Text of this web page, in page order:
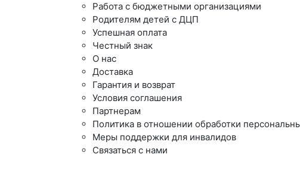
Работа с бюджетными организациями
Родителям детей с ДЦП
Успешная оплата
Честный знак
О нас
Доставка
Гарантия и возврат
Условия соглашения
Партнерам
Политика в отношении обработки
Меры поддержки для инвалидов
Связаться с нами